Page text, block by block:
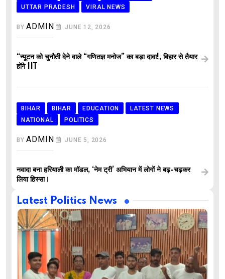
UTTAR PRADESH
VIRAL NEWS
BYADMIN JUNE 12, 2026
“न्यूटन को चुनौती देने वाले “गणितज्ञ मनोज” का बड़ा दावा!, बिहार से तैयार
होंगे IIT
BIHAR BIHAR EDUCATION
LATEST NEWS
NATIONAL
POLITICS
BYADMIN JUNE 5, 2026
नवादा बना हरियाली का मॉडल, ‘नेम ट्री’ अभियान में लोगों ने बढ़-चढ़कर
लिया हिस्सा।
Latest Politics News